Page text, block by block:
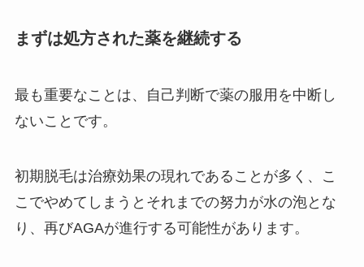
まずは処方された薬を継続する
最も重要なことは、自己判断で薬の服用を中断し
ないことです。
初期脱毛は治療効果の現れであることが多く、こ
こでやめてしまうとそれまでの努力が水の泡とな
り、再びAGAが進行する可能性があります。